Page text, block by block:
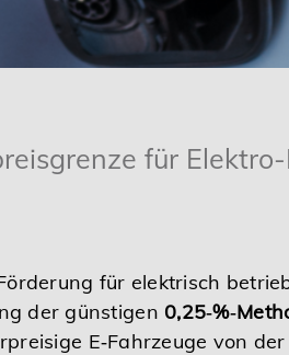
für
für elektrisch
der günstigen
E‑Fahrzeuge von